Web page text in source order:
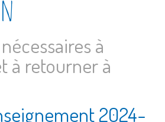
à
à retourner à
2024-